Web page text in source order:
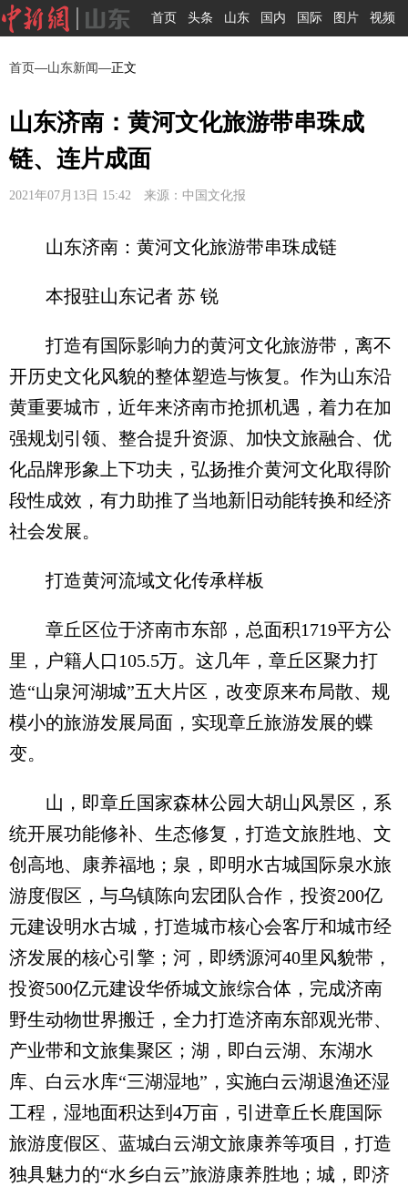
首页 头条 山东 国内 国际 图片 视频
首页—山东新闻—正文
山东济南：黄河文化旅游带串珠成
链、连片成面
2021年07月13日 15:42 来源：中国文化报
山东济南：黄河文化旅游带串珠成链
本报驻山东记者 苏 锐
打造有国际影响力的黄河文化旅游带，离不
开历史文化风貌的整体塑造与恢复。作为山东沿
黄重要城市，近年来济南市抢抓机遇，着力在加
强规划引领、整合提升资源、加快文旅融合、优
化品牌形象上下功夫，弘扬推介黄河文化取得阶
段性成效，有力助推了当地新旧动能转换和经济
社会发展。
打造黄河流域文化传承样板
章丘区位于济南市东部，总面积1719平方公
里，户籍人口105.5万。这几年，章丘区聚力打
造“山泉河湖城”五大片区，改变原来布局散、规
模小的旅游发展局面，实现章丘旅游发展的蝶
变。
山，即章丘国家森林公园大胡山风景区，系
统开展功能修补、生态修复，打造文旅胜地、文
创高地、康养福地；泉，即明水古城国际泉水旅
游度假区，与乌镇陈向宏团队合作，投资200亿
元建设明水古城，打造城市核心会客厅和城市经
济发展的核心引擎；河，即绣源河40里风貌带，
投资500亿元建设华侨城文旅综合体，完成济南
野生动物世界搬迁，全力打造济南东部观光带、
产业带和文旅集聚区；湖，即白云湖、东湖水
库、白云水库“三湖湿地”，实施白云湖退渔还湿
工程，湿地面积达到4万亩，引进章丘长鹿国际
旅游度假区、蓝城白云湖文旅康养等项目，打造
独具魅力的“水乡白云”旅游康养胜地；城，即济